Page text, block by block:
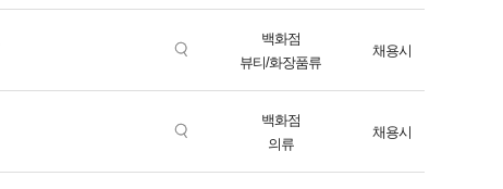
백화점
뷰티/화장품류
채용시
백화점
의류
채용시